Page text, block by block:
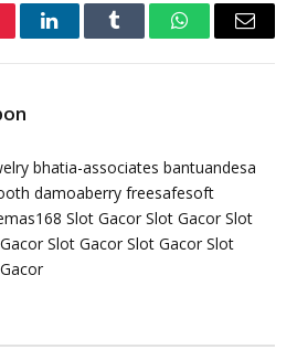
LinkedInTumblr WhatsAppEmail
bhatia-associates bantuandesa
damoaberry freesafesoft
Slot Gacor Slot Gacor Slot
Slot Gacor Slot Gacor Slot